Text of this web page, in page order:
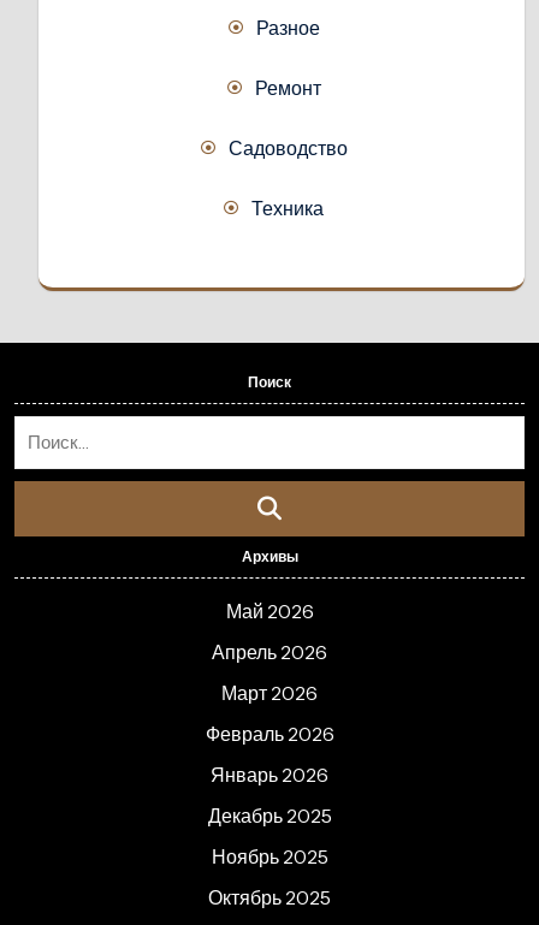
Разное
Ремонт
Садоводство
Техника
Поиск
Архивы
Май 2026
Апрель 2026
Март 2026
Февраль 2026
Январь 2026
Декабрь 2025
Ноябрь 2025
Октябрь 2025